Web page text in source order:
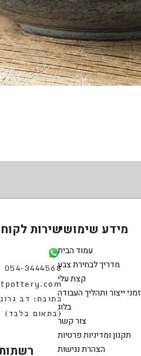
שירות
054-3444568
(בתאום בלבד)
מידע שימושי
עמוד הבית
מדריך לבחירת צבע
קצת עלי
זמני ייצור ותהליך העבודה
בלוג
צור קשר
תקנון ומדיניות פרטיות
הצהרת נגישות